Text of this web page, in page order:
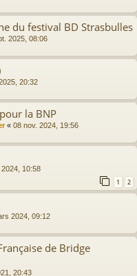
du festival BD Strasbulles
2025, 08:06
20:32
la BNP
« 08 nov. 2024, 19:56
10:58
1 2
2024, 09:12
de Bridge
20:43